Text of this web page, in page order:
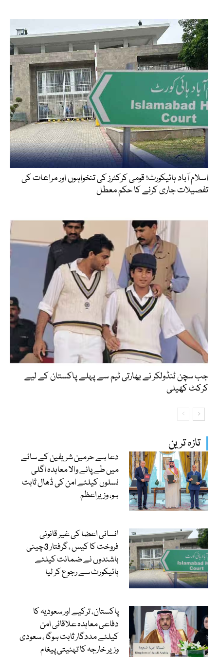
تازہ ترین
دعا ہے حرمین شریفین کے سائے
میں طے پانے والا معاہدہ اگلی
نسلوں کیلئے امن کی ڈھال ثابت
ہو، وزیراعظم
انسانی اعضا کی غیر قانونی
فروخت کا کیس ، گرفتار 3چینی
باشندوں نے ضمانت کیلئے
ہائیکورٹ سے رجوع کر لیا
پاکستان، ترکیے اور سعودیہ کا
دفاعی معاہدہ علاقائی امن
کیلئے مددگار ثابت ہوگا ، سعودی
وزیر خارجہ کا تہنیتی پیغام
اسلام آباد ہائیکورٹ؛ قومی کرکٹرز کی تنخواہوں اور مراعات کی
تفصیلات جاری کرنے کا حکم معطل
جب سچن ٹنڈولکر نے بھارتی ٹیم سے پہلے پاکستان کے لیے
کرکٹ کھیلی